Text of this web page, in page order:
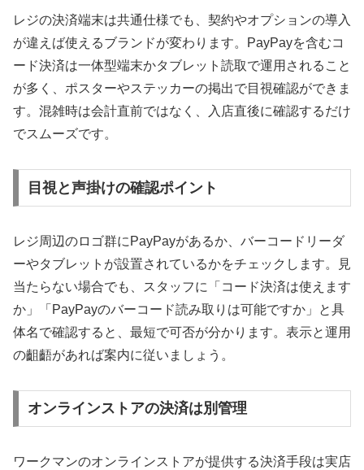
レジの決済端末は共通仕様でも、契約やオプションの導入
が違えば使えるブランドが変わります。PayPayを含むコ
ード決済は一体型端末かタブレット読取で運用されること
が多く、ポスターやステッカーの掲出で目視確認ができま
す。混雑時は会計直前ではなく、入店直後に確認するだけ
でスムーズです。
目視と声掛けの確認ポイント
レジ周辺のロゴ群にPayPayがあるか、バーコードリーダ
ーやタブレットが設置されているかをチェックします。見
当たらない場合でも、スタッフに「コード決済は使えます
か」「PayPayのバーコード読み取りは可能ですか」と具
体名で確認すると、最短で可否が分かります。表示と運用
の齟齬があれば案内に従いましょう。
オンラインストアの決済は別管理
ワークマンのオンラインストアが提供する決済手段は実店